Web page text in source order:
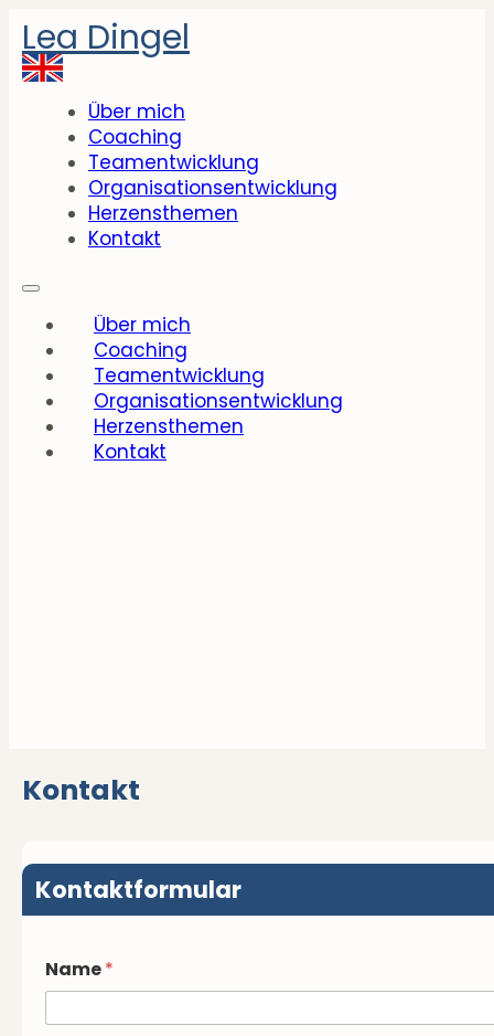
Lea Dingel
Über mich
Coaching
Teamentwicklung
Organisationsentwicklung
Herzensthemen
Kontakt
Über mich
Coaching
Teamentwicklung
Organisationsentwicklung
Herzensthemen
Kontakt
Kontakt
Kontaktformular
Name*